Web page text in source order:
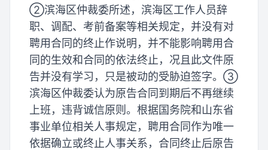
②滨海区仲裁委所述，滨海区工作人员辞
职、调配、考前备案等相关规定，并没有对
聘用合同的终止作说明，并不能影响聘用合
同的生效和合同的依法终止，况且此文件原
告并没有学习，只是被动的受胁迫签字。③
滨海区仲裁委认为原告合同到期后不再继续
上班，违背诚信原则。根据国务院和山东省
事业单位相关人事规定，聘用合同作为唯一
依据确立或终止人事关系，合同终止后原告